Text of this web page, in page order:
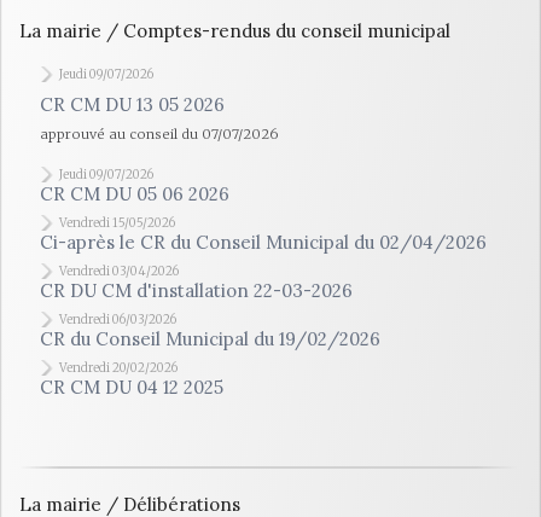
La mairie / Comptes-rendus du conseil municipal
Jeudi 09/07/2026
CR CM DU 13 05 2026
approuvé au conseil du 07/07/2026
Jeudi 09/07/2026
CR CM DU 05 06 2026
Vendredi 15/05/2026
Ci-après le CR du Conseil Municipal du 02/04/2026
Vendredi 03/04/2026
CR DU CM d'installation 22-03-2026
Vendredi 06/03/2026
CR du Conseil Municipal du 19/02/2026
Vendredi 20/02/2026
CR CM DU 04 12 2025
La mairie / Délibérations